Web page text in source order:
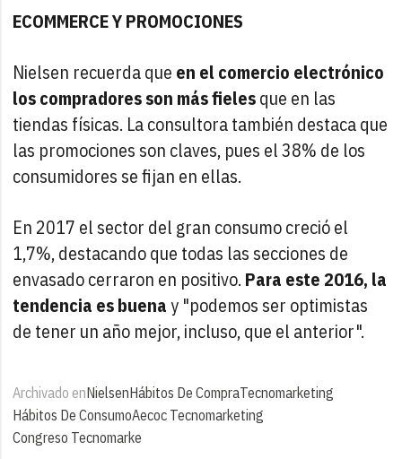
ECOMMERCE Y PROMOCIONES
Nielsen recuerda que en el comercio electrónico
los compradores son más fielesque en las
tiendas físicas. La consultora también destaca que
las promociones son claves, pues el 38% de los
consumidores se fijan en ellas.
En 2017 el sector del gran consumo creció el
1,7%, destacando que todas las secciones de
envasado cerraron en positivo. Para este 2016, la
tendencia es buenay "podemos ser optimistas
de tener un año mejor, incluso, que el anterior".
Archivado enNielsenHábitos De CompraTecnomarketing
Hábitos De ConsumoAecoc Tecnomarketing
Congreso Tecnomarke